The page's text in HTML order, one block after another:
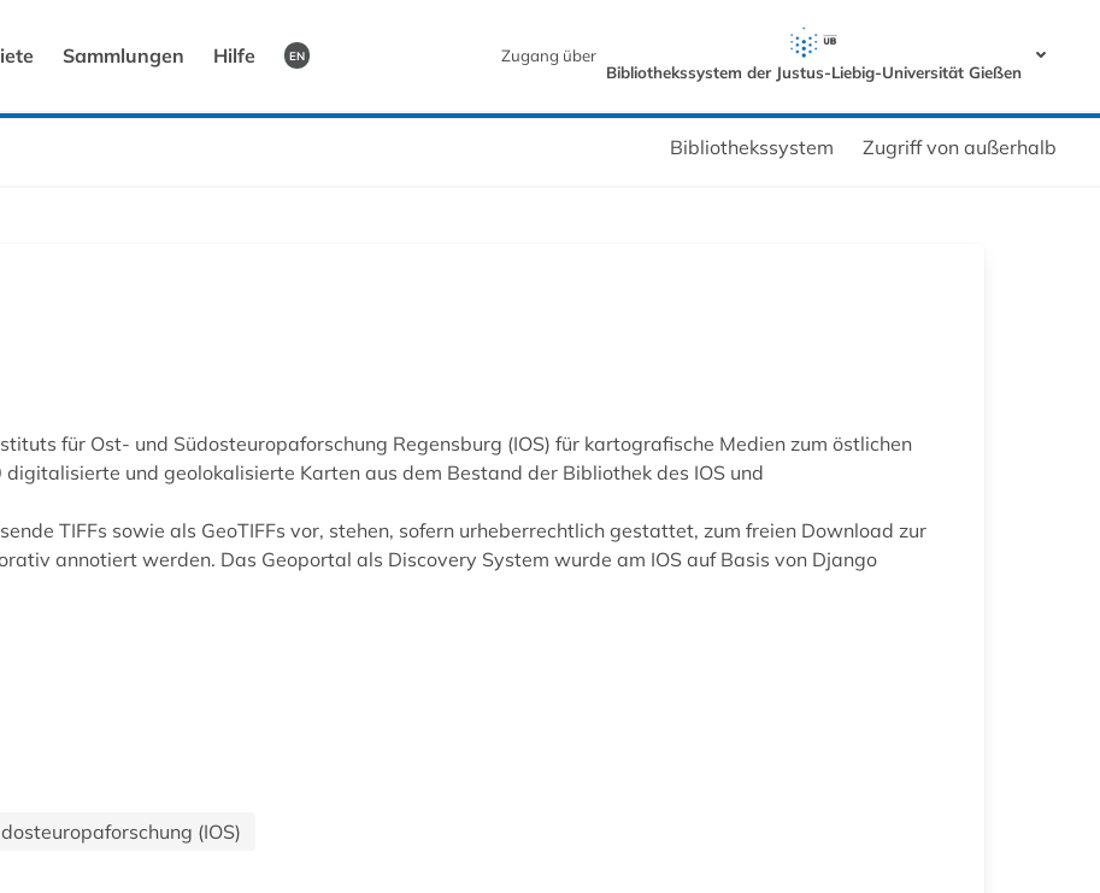
Sammlungen Hilfe EN
Zugang über
Bibliothekssystem der Justus-Liebig-Universität Gießen
Bibliothekssystem Zugriff von außerhalb
für Ost- und Südosteuropaforschung Regensburg (IOS) für kartografische Medien zum östlichen
und geolokalisierte Karten aus dem Bestand der Bibliothek des IOS und
TIFFs sowie als GeoTIFFs vor, stehen, sofern urheberrechtlich gestattet, zum freien Download zur
annotiert werden. Das Geoportal als Discovery System wurde am IOS auf Basis von Django
(IOS)